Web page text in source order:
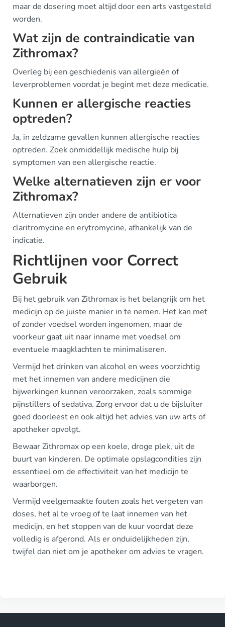
maar de dosering moet altijd door een arts vastgesteld
worden.
Wat zijn de contraindicatie van
Zithromax?
Overleg bij een geschiedenis van allergieën of
leverproblemen voordat je begint met deze medicatie.
Kunnen er allergische reacties
optreden?
Ja, in zeldzame gevallen kunnen allergische reacties
optreden. Zoek onmiddellijk medische hulp bij
symptomen van een allergische reactie.
Welke alternatieven zijn er voor
Zithromax?
Alternatieven zijn onder andere de antibiotica
claritromycine en erytromycine, afhankelijk van de
indicatie.
Richtlijnen voor Correct
Gebruik
Bij het gebruik van Zithromax is het belangrijk om het
medicijn op de juiste manier in te nemen. Het kan met
of zonder voedsel worden ingenomen, maar de
voorkeur gaat uit naar inname met voedsel om
eventuele maagklachten te minimaliseren.
Vermijd het drinken van alcohol en wees voorzichtig
met het innemen van andere medicijnen die
bijwerkingen kunnen veroorzaken, zoals sommige
pijnstillers of sedativa. Zorg ervoor dat u de bijsluiter
goed doorleest en ook altijd het advies van uw arts of
apotheker opvolgt.
Bewaar Zithromax op een koele, droge plek, uit de
buurt van kinderen. De optimale opslagcondities zijn
essentieel om de effectiviteit van het medicijn te
waarborgen.
Vermijd veelgemaakte fouten zoals het vergeten van
doses, het al te vroeg of te laat innemen van het
medicijn, en het stoppen van de kuur voordat deze
volledig is afgerond. Als er onduidelijkheden zijn,
twijfel dan niet om je apotheker om advies te vragen.